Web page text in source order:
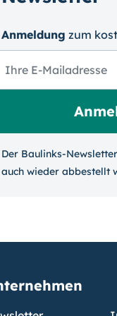
Anmeldung zum
Der Baulinks-
auch wieder ab­bestellt